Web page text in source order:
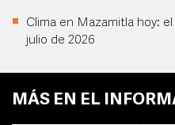
Clima en Mazamitla hoy:
julio de 2026
MÁS EN EL